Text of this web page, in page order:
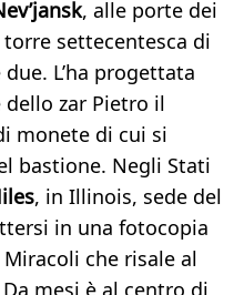
, alle porte dei
settecentesca di
L’ha progettata
zar Pietro il
monete di cui si
bastione. Negli Stati
, in Illinois, sede del
in una fotocopia
che risale al
mesi è al centro di